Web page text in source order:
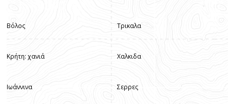
Βόλος
Κρήτη: χανιά
Ιωάννινα
Τρικαλα
Χαλκιδα
Σερρες